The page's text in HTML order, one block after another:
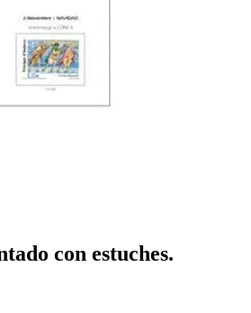
con estuches.